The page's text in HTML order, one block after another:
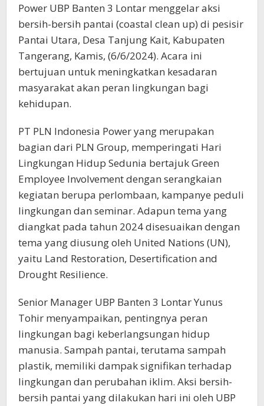
Power UBP Banten 3 Lontar menggelar aksi
bersih-bersih pantai (coastal clean up) di pesisir
Pantai Utara, Desa Tanjung Kait, Kabupaten
Tangerang, Kamis, (6/6/2024). Acara ini
bertujuan untuk meningkatkan kesadaran
masyarakat akan peran lingkungan bagi
kehidupan.
PT PLN Indonesia Power yang merupakan
bagian dari PLN Group, memperingati Hari
Lingkungan Hidup Sedunia bertajuk Green
Employee Involvement dengan serangkaian
kegiatan berupa perlombaan, kampanye peduli
lingkungan dan seminar. Adapun tema yang
diangkat pada tahun 2024 disesuaikan dengan
tema yang diusung oleh United Nations (UN),
yaitu Land Restoration, Desertification and
Drought Resilience.
Senior Manager UBP Banten 3 Lontar Yunus
Tohir menyampaikan, pentingnya peran
lingkungan bagi keberlangsungan hidup
manusia. Sampah pantai, terutama sampah
plastik, memiliki dampak signifikan terhadap
lingkungan dan perubahan iklim. Aksi bersih-
bersih pantai yang dilakukan hari ini oleh UBP